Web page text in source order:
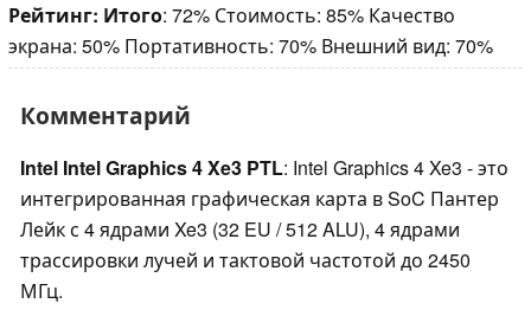
Рейтинг: Итого: 72% Стоимость: 85% Качество
экрана: 50% Портативность: 70% Внешний вид: 70%
Комментарий
Intel Intel Graphics 4 Xe3 PTL: Intel Graphics 4 Xe3 - это
интегрированная графическая карта в SoC Пантер
Лейк с 4 ядрами Xe3 (32 EU / 512 ALU), 4 ядрами
трассировки лучей и тактовой частотой до 2450
МГц.